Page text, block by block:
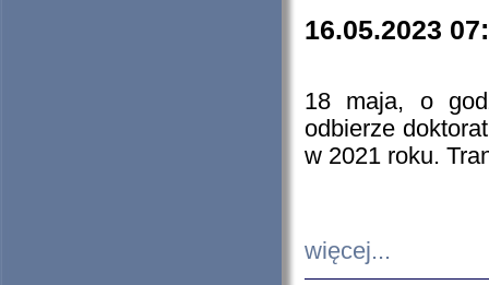
16.05.2023
18 maja, o
odbierze
w 2021 roku.
więcej...